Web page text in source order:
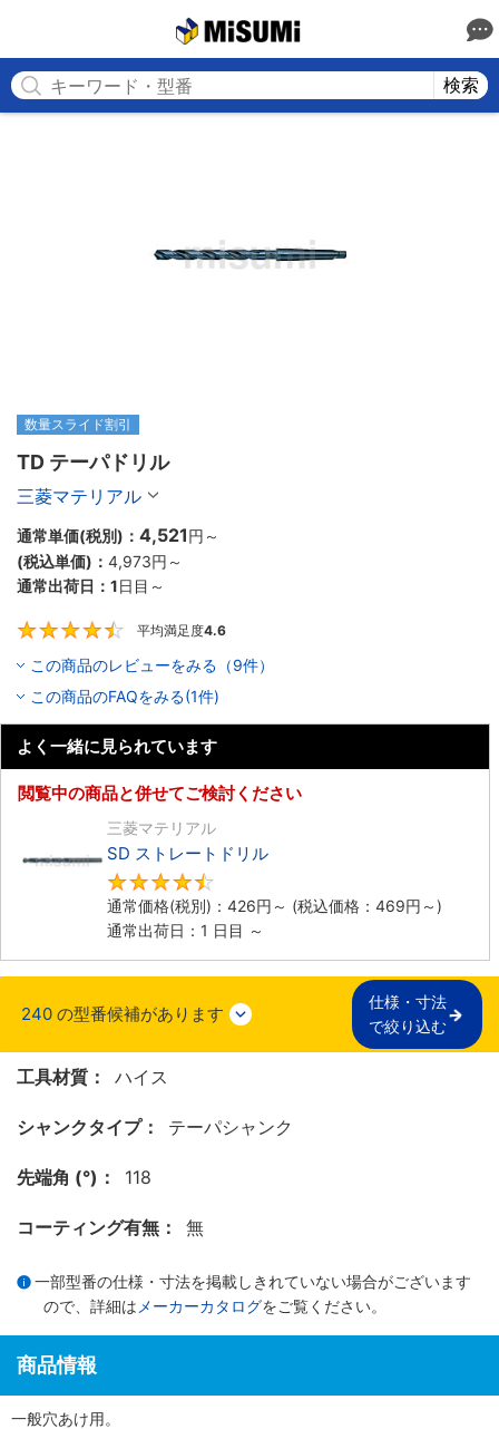
検索
数量スライド割引
TD テーパドリル
三菱マテリアル
通常単価(税別)： 4,521円 ～
(税込単価)： 4,973円 ～
通常出荷日： 1日目～
平均満足度4.6
この商品のレビューをみる（9件）
この商品のFAQをみる(1件)
よく一緒に見られています
閲覧中の商品と併せてご検討ください
三菱マテリアル
SD ストレートドリル
通常価格(税別)： 426円 ～ (税込価格： 469円 ～)
通常出荷日：1 日目 ～
240 の型番候補があります
仕様・寸法
で絞り込む
工具材質： ハイス
シャンクタイプ： テーパシャンク
先端角 (°)： 118
コーティング有無： 無
一部型番の仕様・寸法を掲載しきれていない場合がございます
ので、詳細は メーカーカタログをご覧ください。
商品情報
一般穴あけ用。